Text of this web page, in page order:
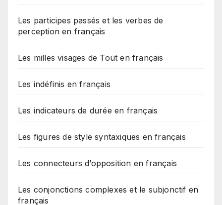
Les participes passés et les verbes de
perception en français
Les milles visages de Tout en français
Les indéfinis en français
Les indicateurs de durée en français
Les figures de style syntaxiques en français
Les connecteurs d’opposition en français
Les conjonctions complexes et le subjonctif en
français